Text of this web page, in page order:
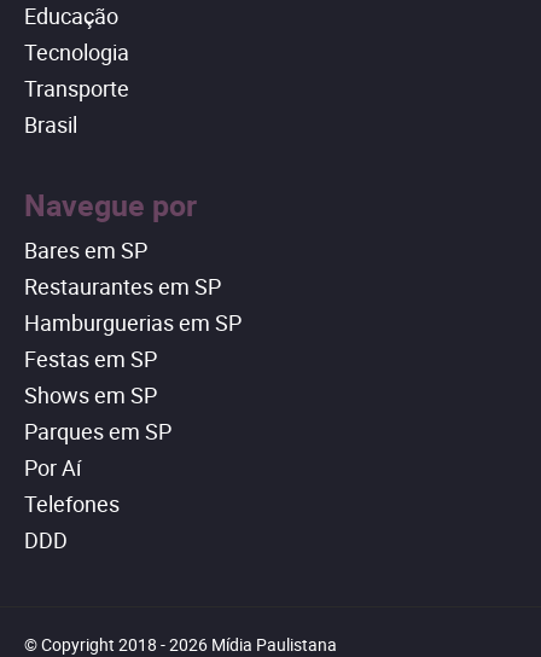
Educação
Tecnologia
Transporte
Brasil
Navegue por
Bares em SP
Restaurantes em SP
Hamburguerias em SP
Festas em SP
Shows em SP
Parques em SP
Por Aí
Telefones
DDD
© Copyright 2018 - 2026 Mídia Paulistana